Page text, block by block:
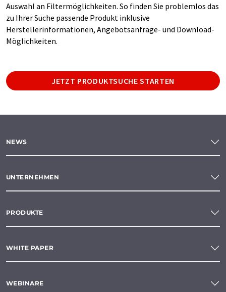
Auswahl an Filtermöglichkeiten. So finden Sie problemlos das
zu Ihrer Suche passende Produkt inklusive
Herstellerinformationen, Angebotsanfrage- und Download-
Möglichkeiten.
JETZT PRODUKTSUCHE STARTEN
NEWS
UNTERNEHMEN
PRODUKTE
WHITE PAPER
WEBINARE